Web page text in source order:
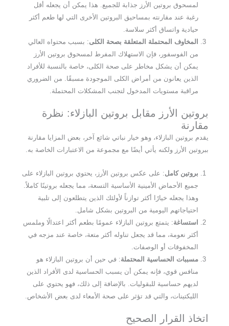
لمسحوق بروتين الأرز جذابة للجميع. هذا يمكن أن يجعله أقل
رغبة عند مقارنته بمساحيق البروتين الأخرى التي لها طعم أكثر
حيادية واتساق أكثر سلاسة.
المخاوف المحتملة المتعلقة بصحة الكلى: بسبب محتواه العالي
من الفوسفور، فإن الاستهلاك المفرط لمسحوق بروتين الأرز
يمكن أن يشكل مخاطر على صحة الكلى، خاصة بالنسبة للأفراد
الذين يعانون من أمراض الكلى الموجودة مسبقًا. من الضروري
مراقبة مستويات المدخول لتجنب المشكلات المحتملة.
بروتين الأرز مقابل بروتين البازلاء: نظرة
مقارنة
يقدم بروتين البازلاء، وهو خيار نباتي شائع آخر، بعض المزايا مقارنة
ببروتين الأرز ولكنه يأتي أيضًا مع مجموعة من الاعتبارات الخاصة به.
بروتين كامل: على عكس بروتين الأرز، يحتوي بروتين البازلاء على
جميع الأحماض الأمينية الأساسية التسعة، مما يجعله بروتينًا كاملاً.
وهذا يجعله خيارًا أكثر توازناً لأولئك الذين يتطلعون إلى تلبية
احتياجاتهم اليومية من البروتين بشكل شامل.
استساغة: يتمتع بروتين البازلاء عمومًا بطعم أكثر اعتدالًا وملمس
أكثر نعومة، مما قد يجعل تناوله أكثر متعة، خاصة عند مزجه في
المخفوقات أو الوصفات.
مسببات الحساسية المحتملة: في حين أن بروتين البازلاء هو
منافس قوي، فإنه يمكن أن يسبب الحساسية لدى الأفراد الذين
لديهم حساسية للبقوليات. بالإضافة إلى ذلك، فهو يحتوي على
الليكتينات، والتي قد تؤثر على صحة الأمعاء لدى بعض الأشخاص.
اتخاذ القرار الصحيح